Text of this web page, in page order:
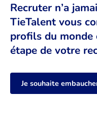
Recruter n’a
TieTalent vous
profils du
étape de votre
Je souhaite